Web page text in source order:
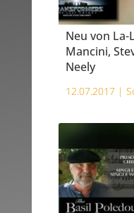
Neu von La-
Mancini,
Neely
12.07.2017 |